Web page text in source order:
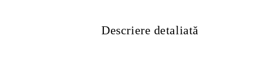
Descriere detaliată